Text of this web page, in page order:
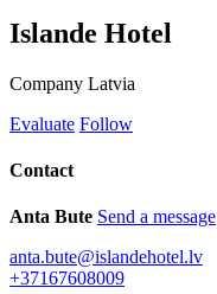
Islande Hotel
Company Latvia
Evaluate Follow
Contact
Anta Bute Send a message
anta.bute@islandehotel.lv
+37167608009